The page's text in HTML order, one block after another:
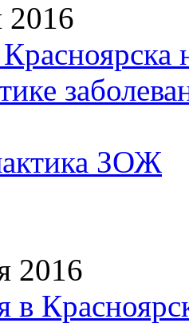
2016
ЗОЖ
2016
в